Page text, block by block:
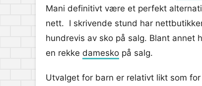
Mani definitivt være et perfekt
nett. I skrivende stund har
hundrevis av sko på salg. Blant annet
en rekke damesko på salg.
Utvalget for barn er relativt likt som